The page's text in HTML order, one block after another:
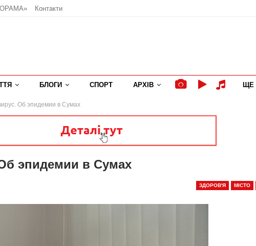
Контакти
БЛОГИ СПОРТ АРХІВ ЩЕ
Об эпидемии в Сумах
эпидемии в Сумах
ЗДОРОВ'Я МІСТО